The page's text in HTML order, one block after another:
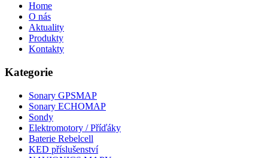
Home
O nás
Aktuality
Produkty
Kontakty
Kategorie
Sonary GPSMAP
Sonary ECHOMAP
Sondy
Elektromotory / Příďáky
Baterie Rebelcell
KED příslušenství